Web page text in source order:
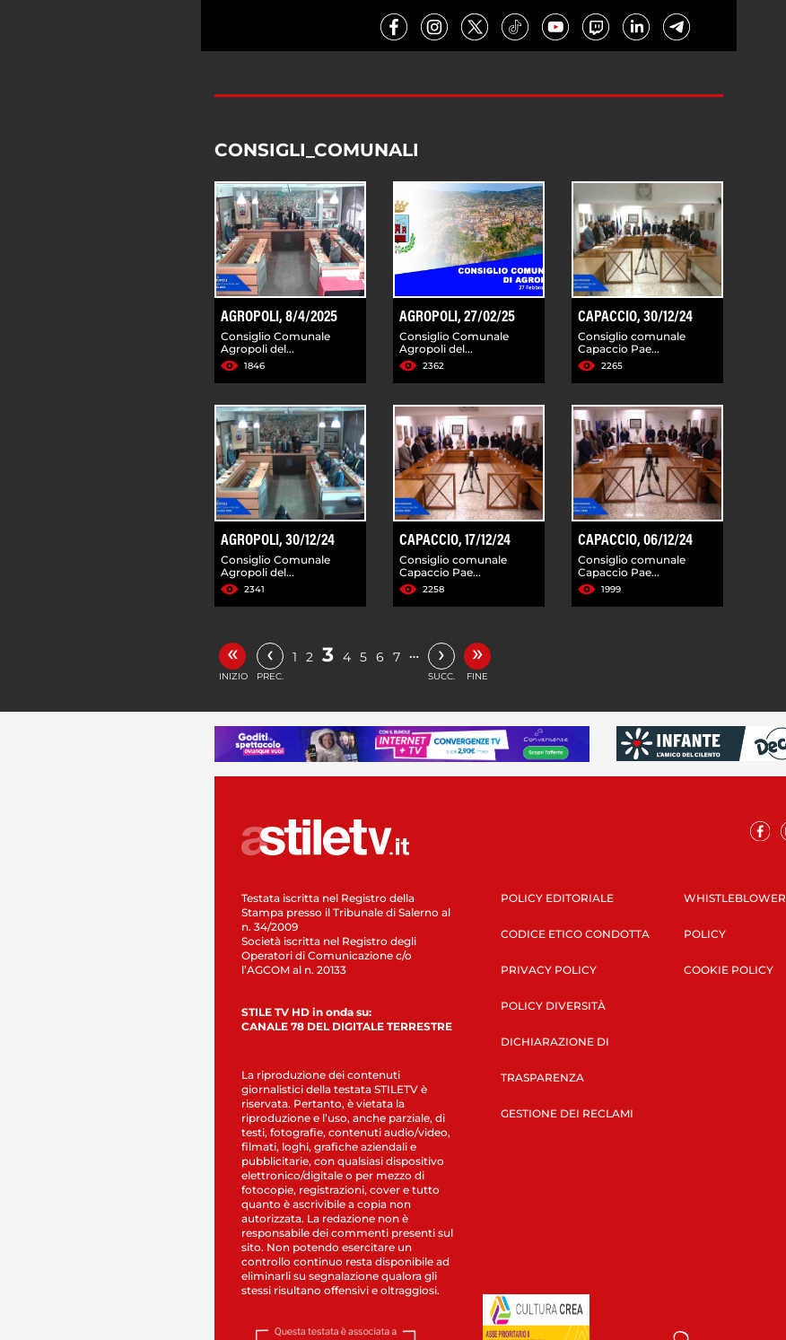
CONSIGLI_COMUNALI
AGROPOLI, 8/4/2025
Consiglio Comunale
Agropoli del...
1846
AGROPOLI, 27/02/25
Consiglio Comunale
Agropoli del...
2362
CAPACCIO, 30/12/24
Consiglio comunale
Capaccio Pae...
2265
AGROPOLI, 30/12/24
Consiglio Comunale
Agropoli del...
2341
CAPACCIO, 17/12/24
Consiglio comunale
Capaccio Pae...
2258
CAPACCIO, 06/12/24
Consiglio comunale
Capaccio Pae...
1999
«
INIZIO
‹
PREC.
1 2 3 4 5 6 7 … ›
SUCC.
»
FINE
Testata iscritta nel Registro della
Stampa presso il Tribunale di Salerno al
n. 34/2009
Società iscritta nel Registro degli
Operatori di Comunicazione c/o
l’AGCOM al n. 20133
STILE TV HD in onda su:
CANALE 78 DEL DIGITALE TERRESTRE
La riproduzione dei contenuti
giornalistici della testata STILETV è
riservata. Pertanto, è vietata la
riproduzione e l’uso, anche parziale, di
testi, fotografie, contenuti audio/video,
filmati, loghi, grafiche aziendali e
pubblicitarie, con qualsiasi dispositivo
elettronico/digitale o per mezzo di
fotocopie, registrazioni, cover e tutto
quanto è ascrivibile a copia non
autorizzata. La redazione non è
responsabile dei commenti presenti sul
sito. Non potendo esercitare un
controllo continuo resta disponibile ad
eliminarli su segnalazione qualora gli
stessi risultano offensivi e oltraggiosi.
POLICY EDITORIALE
CODICE ETICO CONDOTTA
PRIVACY POLICY
POLICY DIVERSITÀ
DICHIARAZIONE DI
TRASPARENZA
GESTIONE DEI RECLAMI
WHISTLEBLOWER
POLICY
COOKIE POLICY